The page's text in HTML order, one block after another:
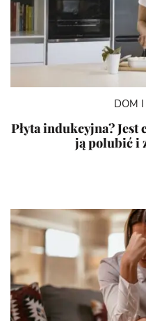
DOM
Płyta indukcyjna? Jest
ją polubić i